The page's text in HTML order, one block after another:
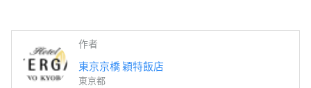
作者
東京京橋 穎特飯店
東京都